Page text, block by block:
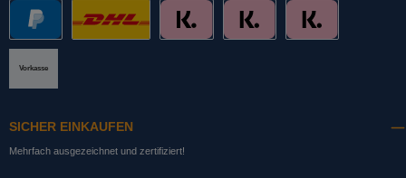
Vorkasse
SICHER EINKAUFEN
Mehrfach ausgezeichnet und zertifiziert!